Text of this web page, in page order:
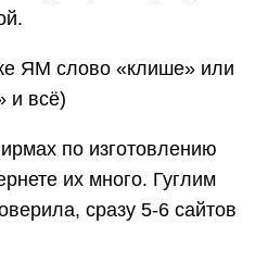
ЯМ слово «клише» или
и всё)
по изготовлению
их много. Гуглим
сразу 5-6 сайтов